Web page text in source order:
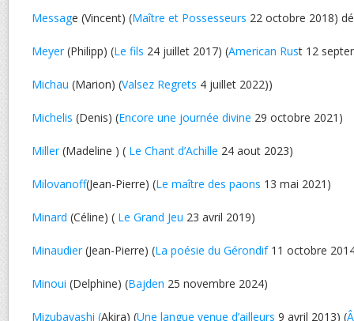
Message (Vincent) (Maître et Possesseurs 22 octobre 2018)
Meyer(Philipp) (Le fils 24 juillet 2017) (American Rust 12
Michau (Marion) (Valsez Regrets 4 juillet 2022))
Michelis (Denis) (Encore une journée divine 29 octobre 2021)
Miller(Madeline ) ( Le Chant d’Achille 24 aout 2023)
Milovanoff(Jean-Pierre) (Le maître des paons 13 mai 2021)
Minard (Céline) ( Le Grand Jeu 23 avril 2019)
Minaudier(Jean-Pierre) (La poésie du Gérondif11 octobre
Minoui (Delphine) (Bajden 25 novembre 2024)
Mizubayashi (Akira) (Une langue venue d’ailleurs 9 avril 2013) (